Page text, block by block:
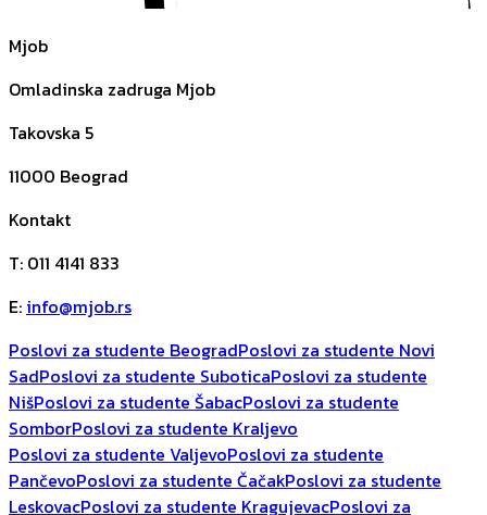
Mjob
Omladinska zadruga Mjob
Takovska 5
11000 Beograd
Kontakt
T: 011 4141 833
E: info@mjob.rs
Poslovi za studente BeogradPoslovi za studente Novi
SadPoslovi za studente SuboticaPoslovi za studente
NišPoslovi za studente ŠabacPoslovi za studente
SomborPoslovi za studente Kraljevo
Poslovi za studente ValjevoPoslovi za studente
PančevoPoslovi za studente ČačakPoslovi za studente
LeskovacPoslovi za studente KragujevacPoslovi za